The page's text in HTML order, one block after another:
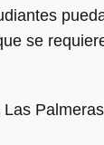
se
Las